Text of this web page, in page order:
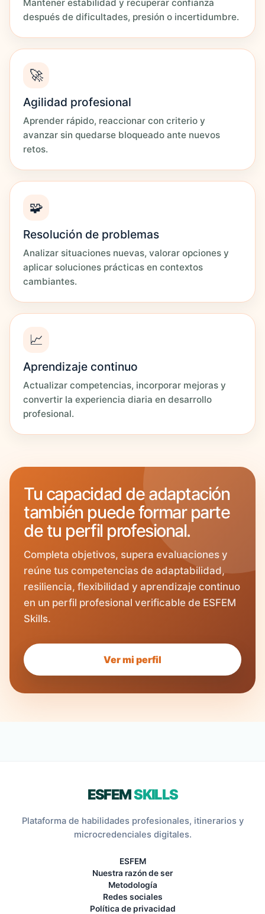
Mantener estabilidad y recuperar confianza
después de dificultades, presión o incertidumbre.
🚀
Agilidad profesional
Aprender rápido, reaccionar con criterio y
avanzar sin quedarse bloqueado ante nuevos
retos.
🧩
Resolución de problemas
Analizar situaciones nuevas, valorar opciones y
aplicar soluciones prácticas en contextos
cambiantes.
📈
Aprendizaje continuo
Actualizar competencias, incorporar mejoras y
convertir la experiencia diaria en desarrollo
profesional.
Tu capacidad de adaptación
también puede formar parte
de tu perfil profesional.
Completa objetivos, supera evaluaciones y
reúne tus competencias de adaptabilidad,
resiliencia, flexibilidad y aprendizaje continuo
en un perfil profesional verificable de ESFEM
Skills.
Ver mi perfil
ESFEMSKILLS
Plataforma de habilidades profesionales, itinerarios y
microcredenciales digitales.
ESFEM
Nuestra razón de ser
Metodología
Redes sociales
Política de privacidad